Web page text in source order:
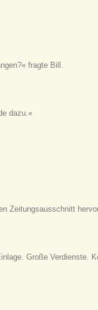
fragte Bill.
dazu.«
Zeitungsausschnitt
Große Verdienste.